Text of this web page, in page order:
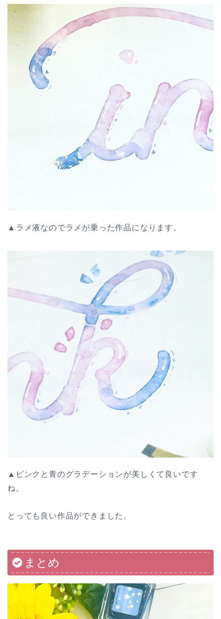
▲ラメ液なのでラメが乗った作品になります。
▲ピンクと青のグラデーションが美しくて良いです
ね。
とっても良い作品ができました。
まとめ